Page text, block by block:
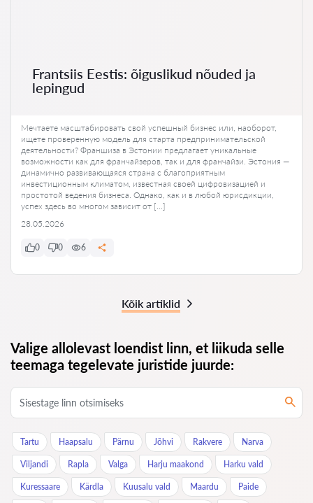
Frantsiis Eestis: õiguslikud nõuded ja
lepingud
Мечтаете масштабировать свой успешный бизнес или, наоборот,
ищете проверенную модель для старта предпринимательской
деятельности? Франшиза в Эстонии предлагает уникальные
возможности как для франчайзеров, так и для франчайзи. Эстония —
динамично развивающаяся страна с благоприятным
инвестиционным климатом, известная своей цифровизацией и
простотой ведения бизнеса. Однако, как и в любой юрисдикции,
успех здесь во многом зависит от […]
28.05.2026
0 0 6
Kõik artiklid
Valige allolevast loendist linn, et liikuda selle
teemaga tegelevate juristide juurde:
Tartu Haapsalu Pärnu Jõhvi Rakvere Narva
Viljandi Rapla Valga Harju maakond Harku vald
Kuressaare Kärdla Kuusalu vald Maardu Paide